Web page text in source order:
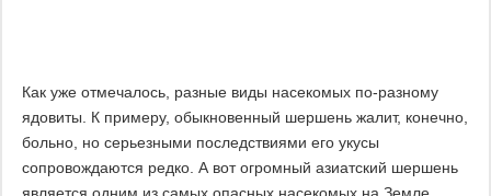
Как уже отмечалось, разные виды насекомых по-разному
ядовиты. К примеру, обыкновенный шершень жалит, конечно,
больно, но серьезными последствиями его укусы
сопровождаются редко. А вот огромный азиатский шершень